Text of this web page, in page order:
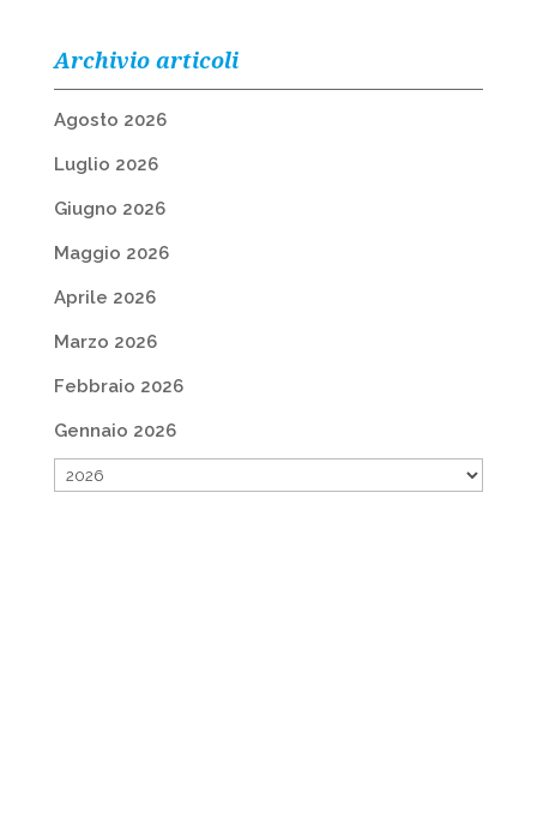
Archivio articoli
Agosto 2026
Luglio 2026
Giugno 2026
Maggio 2026
Aprile 2026
Marzo 2026
Febbraio 2026
Gennaio 2026